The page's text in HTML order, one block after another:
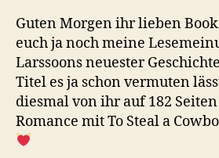
Guten Morgen ihr lieben
euch ja noch meine
Larssoons neuester Geschichte
Titel es ja schon vermuten
diesmal von ihr auf 182
Romance mit To Steal a